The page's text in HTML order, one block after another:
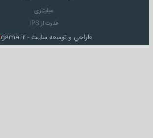
میلیتاری
قدرت از IPS
طراحي و توسعه سايت - iTgama.ir